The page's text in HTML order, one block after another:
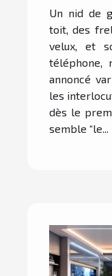
Un nid de
toit, des
velux, et
annoncé
les
dès le
semble “le...